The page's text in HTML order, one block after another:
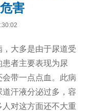
害
大多是由于尿道受
者主要表现为尿
带一点点血。此病
汗液分泌过多，容
对这方面还不大重